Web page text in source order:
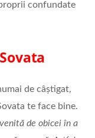
confundate
de câștigat,
te face bine.
de obicei în a